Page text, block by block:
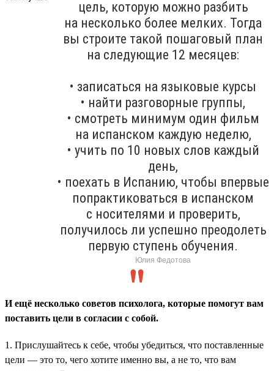
цель, которую можно разбить
на несколько более мелких. Тогда
вы строите такой пошаговый план
на следующие 12 месяцев:
• записаться на языковые курсы
• найти разговорные группы,
• смотреть минимум один фильм
на испанском каждую неделю,
• учить по 10 новых слов каждый
день,
• поехать в Испанию, чтобы впервые
попрактиковаться в испанском
с носителями и проверить,
получилось ли успешно преодолеть
первую ступень обучения.
Юлия Федотова
И ещё несколько советов психолога, которые помогут вам
поставить цели в согласии с собой.
1. Прислушайтесь к себе, чтобы убедиться, что поставленные
цели — это то, чего хотите именно вы, а не то, что вам